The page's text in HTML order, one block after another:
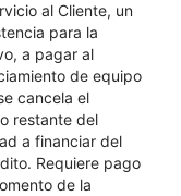
al Cliente, un
para la
a pagar al
de equipo
cancela el
restante del
a financiar del
Requiere pago
de la